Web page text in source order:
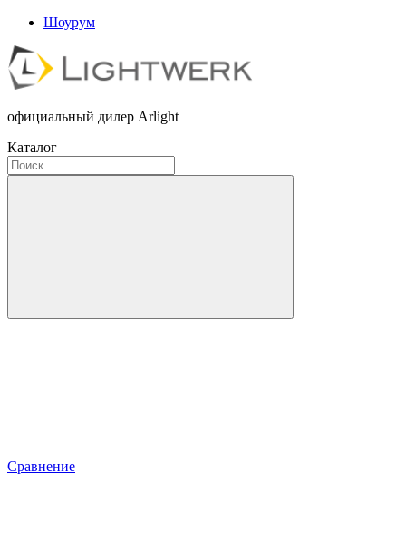
Шоурум
официальный дилер Arlight
Каталог
Сравнение